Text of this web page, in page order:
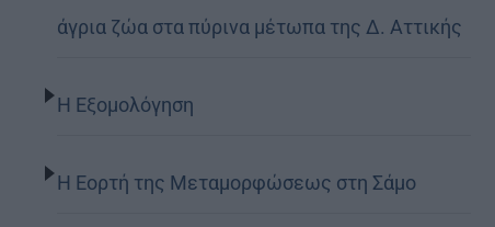
άγρια ζώα στα πύρινα μέτωπα της Δ. Αττικής
Η Εξομολόγηση
Η Εορτή της Μεταμορφώσεως στη Σάμο